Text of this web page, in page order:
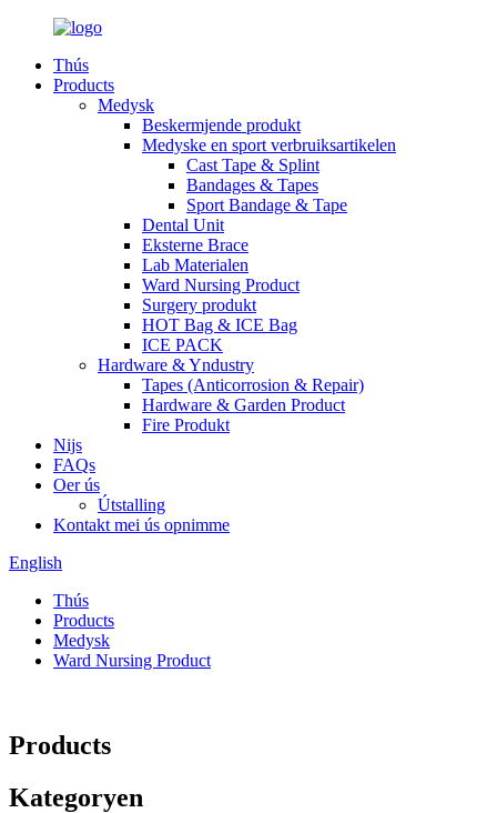
Thús
Products
Medysk
Beskermjende produkt
Medyske en sport verbruiksartikelen
Cast Tape & Splint
Bandages & Tapes
Sport Bandage & Tape
Dental Unit
Eksterne Brace
Lab Materialen
Ward Nursing Product
Surgery produkt
HOT Bag & ICE Bag
ICE PACK
Hardware & Yndustry
Tapes (Anticorrosion & Repair)
Hardware & Garden Product
Fire Produkt
Nijs
FAQs
Oer ús
Útstalling
Kontakt mei ús opnimme
English
Thús
Products
Medysk
Ward Nursing Product
Products
Kategoryen